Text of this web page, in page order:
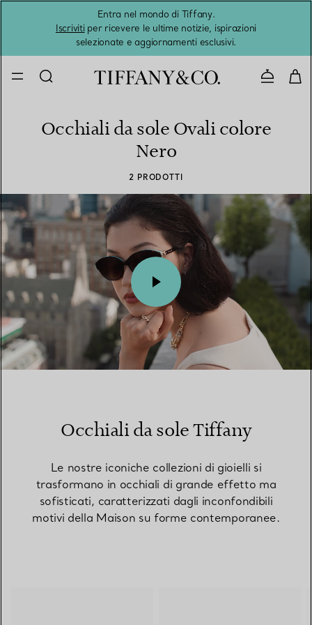
Entra nel mondo di Tiffany.
Iscrivitiper ricevere le ultime notizie, ispirazioni
selezionate e aggiornamenti esclusivi.
Occhiali da sole Ovali colore
Nero
2 PRODOTTI
00:10 / 00:15
Occhiali da sole Tiffany
Le nostre iconiche collezioni di gioielli si
trasformano in occhiali di grande effetto ma
sofisticati, caratterizzati dagli inconfondibili
motivi della Maison su forme contemporanee.